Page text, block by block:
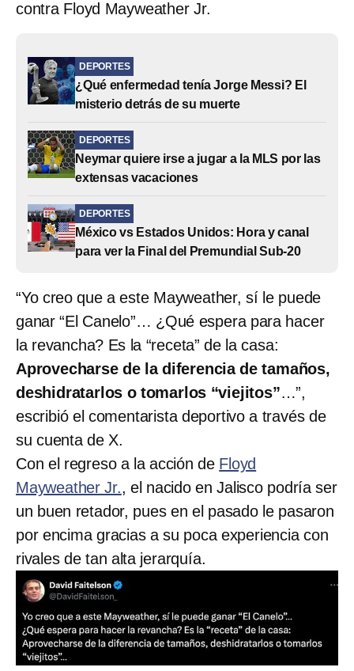
contra Floyd Mayweather Jr.
DEPORTES
¿Qué enfermedad tenía Jorge Messi? El
misterio detrás de su muerte
DEPORTES
Neymar quiere irse a jugar a la MLS por las
extensas vacaciones
DEPORTES
México vs Estados Unidos: Hora y canal
para ver la Final del Premundial Sub-20
“Yo creo que a este Mayweather, sí le puede
ganar “El Canelo”… ¿Qué espera para hacer
la revancha? Es la “receta” de la casa:
Aprovecharse de la diferencia de tamaños,
deshidratarlos o tomarlos “viejitos”…”,
escribió el comentarista deportivo a través de
su cuenta de X.
Con el regreso a la acción de Floyd
Mayweather Jr., el nacido en Jalisco podría ser
un buen retador, pues en el pasado le pasaron
por encima gracias a su poca experiencia con
rivales de tan alta jerarquía.